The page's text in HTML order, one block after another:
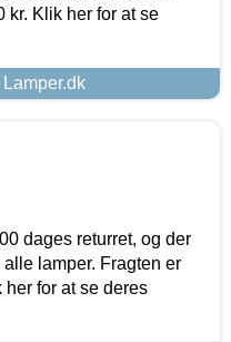
kr. Klik her for at se
dages returret, og der
lamper. Fragten er
for at se deres